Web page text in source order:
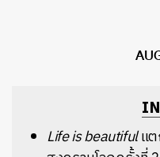
Life is beautifulแ